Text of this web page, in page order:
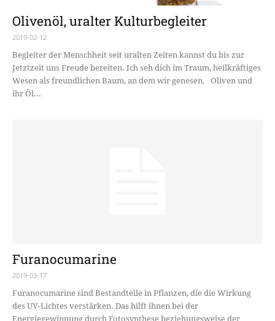
Olivenöl, uralter Kulturbegleiter
2019-02-12
Begleiter der Menschheit seit uralten Zeiten kannst du bis zur
Jetztzeit uns Freude bereiten. Ich seh dich im Traum, heilkräftiges
Wesen als freundlichen Baum, an dem wir genesen. Oliven und
ihr Öl...
Furanocumarine
2019-03-17
Furanocumarine sind Bestandteile in Pflanzen, die die Wirkung
des UV-Lichtes verstärken. Das hilft ihnen bei der
Energiegewinnung durch Fotosynthese beziehungsweise der